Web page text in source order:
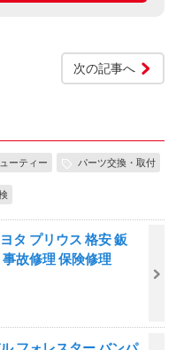
次の記事へ
ーティー パーツ交換・取付
タ プリウス 格安 鈑
故修理 保険修理